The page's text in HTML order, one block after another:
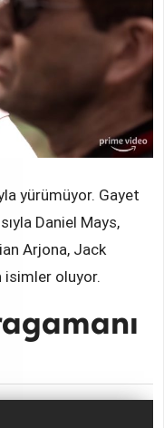
yürümüyor. Gayet
Daniel Mays,
Arjona, Jack
isimler oluyor.